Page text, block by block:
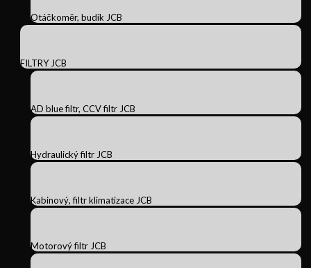
Otáčkoměr, budík JCB
FILTRY JCB
AD blue filtr, CCV filtr JCB
Hydraulický filtr JCB
Kabinový, filtr klimatizace JCB
Motorový filtr JCB